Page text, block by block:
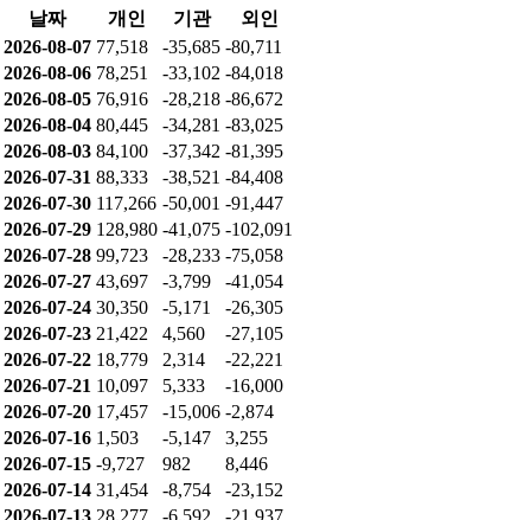
2026-07-22
8,682 -3,019
-6,221
2026-07-21 -7,360 20,339
-13,126
2026-07-20 15,954 -9,859
-6,129
2026-07-16 11,230 -6,129
-5,191
2026-07-15 -41,181 9,736
31,598
2026-07-14 3,177 -2,162
-1,215
2026-07-13 22,162 -15,996
-5,115
2026-07-10 -27,082 8,021
19,172
2026-07-09 33,197 1,383 -35,994
누적 순매수
날짜 개인 기관
외인
2026-08-07 77,518 -35,685
-80,711
2026-08-06 78,251 -33,102
-84,018
2026-08-05 76,916 -28,218
-86,672
2026-08-04 80,445 -34,281
-83,025
2026-08-03
84,100 -37,342
-81,395
2026-07-31 88,333 -38,521
-84,408
2026-07-30 117,266 -50,001
-91,447